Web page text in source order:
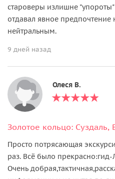
староверы излишне
отдавал явное
нейтральным.
9 дней назад
Олеся В.
Просто потрясающая
раз. Всё было
Очень